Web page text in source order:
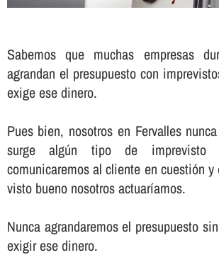
Sabemos que muchas empresas
agrandan el presupuesto con
exige ese dinero.
Pues bien, nosotros en Fervalles
surge algún tipo de
comunicaremos al cliente en cuestión y
visto bueno nosotros actuarí­amos.
Nunca agrandaremos el presupuesto
exigir ese dinero.